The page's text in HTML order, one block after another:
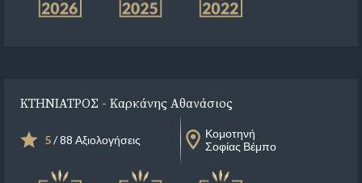
ΚΤΗΝΙΑΤΡΟΣ - Καρκάνης Αθανάσιος
5/ 88 Αξιολογήσεις
Κομοτηνή
Σοφίας Βέμπο